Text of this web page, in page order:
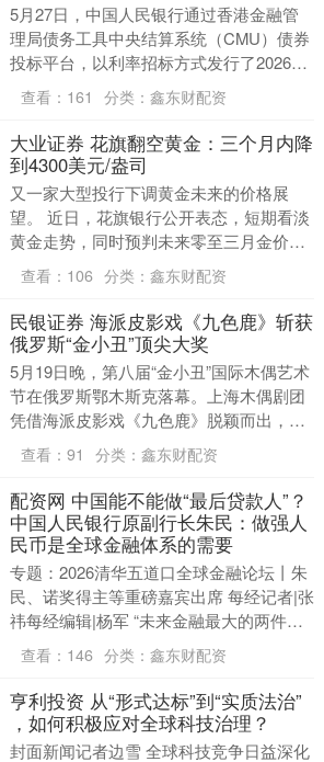
5月27日，中国人民银行通过香港金融管
理局债务工具中央结算系统（CMU）债券
投标平台，以利率招标方式发行了2026年
第四期和第五期央行票据。 其中，2026年
第....
查看： 161 分类： 鑫东财配资
大业证券 花旗翻空黄金：三个月内降
到4300美元/盎司
又一家大型投行下调黄金未来的价格展
望。 近日，花旗银行公开表态，短期看淡
黄金走势，同时预判未来零至三月金价每
盎司将触及4300美元/盎司。 这已经是第
四家对黄金....
查看： 106 分类： 鑫东财配资
民银证券 海派皮影戏《九色鹿》斩获
俄罗斯“金小丑”顶尖大奖
5月19日晚，第八届“金小丑”国际木偶艺术
节在俄罗斯鄂木斯克落幕。上海木偶剧团
凭借海派皮影戏《九色鹿》脱颖而出，一
举斩获本届赛事最高级别团体奖项——“最
佳表演团....
查看： 91 分类： 鑫东财配资
配资网 中国能不能做“最后贷款人”？
中国人民银行原副行长朱民：做强人
民币是全球金融体系的需要
专题：2026清华五道口全球金融论坛丨朱
民、诺奖得主等重磅嘉宾出席 每经记者|张
祎每经编辑|杨军 “未来金融最大的两件
事，一个是人工智能，一个是货币，这是
一个巨....
查看： 146 分类： 鑫东财配资
亨利投资 从“形式达标”到“实质法治”
，如何积极应对全球科技治理？
封面新闻记者边雪 全球科技竞争日益深化